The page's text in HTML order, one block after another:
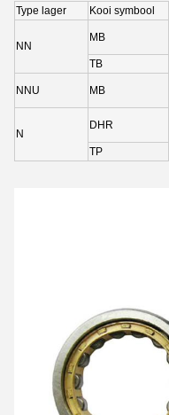
Type lager Kooi symbool
NN
MB
TB
NNU MB
N
DHR
TP